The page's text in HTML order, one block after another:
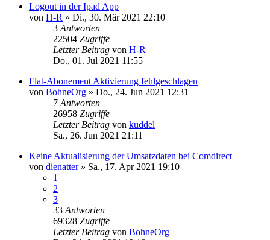
Logout in der Ipad App
von H-R » Di., 30. Mär 2021 22:10
3 Antworten
22504 Zugriffe
Letzter Beitrag von H-R
Do., 01. Jul 2021 11:55
Flat-Abonement Aktivierung fehlgeschlagen
von BohneOrg » Do., 24. Jun 2021 12:31
7 Antworten
26958 Zugriffe
Letzter Beitrag von kuddel
Sa., 26. Jun 2021 21:11
Keine Aktualisierung der Umsatzdaten bei Comdirect
von dienatter» Sa., 17. Apr 2021 19:10
1
2
3
33 Antworten
69328 Zugriffe
Letzter Beitrag von BohneOrg